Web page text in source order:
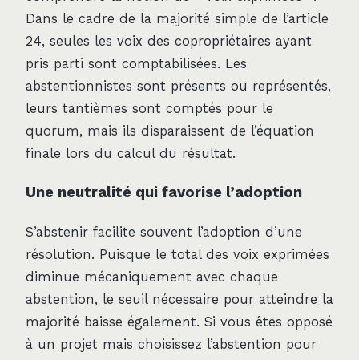
Dans le cadre de la majorité simple de l’article
24, seules les voix des copropriétaires ayant
pris parti sont comptabilisées. Les
abstentionnistes sont présents ou représentés,
leurs tantièmes sont comptés pour le
quorum, mais ils disparaissent de l’équation
finale lors du calcul du résultat.
Une neutralité qui favorise l’adoption
S’abstenir facilite souvent l’adoption d’une
résolution. Puisque le total des voix exprimées
diminue mécaniquement avec chaque
abstention, le seuil nécessaire pour atteindre la
majorité baisse également. Si vous êtes opposé
à un projet mais choisissez l’abstention pour